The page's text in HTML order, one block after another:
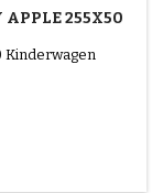
APPLE 255X50
Kinderwagen